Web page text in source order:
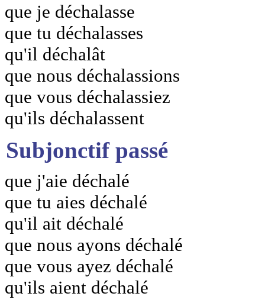
que je déchalasse
que tu déchalasses
qu'il déchalât
que nous déchalassions
que vous déchalassiez
qu'ils déchalassent
Subjonctif passé
que j'aie déchalé
que tu aies déchalé
qu'il ait déchalé
que nous ayons déchalé
que vous ayez déchalé
qu'ils aient déchalé